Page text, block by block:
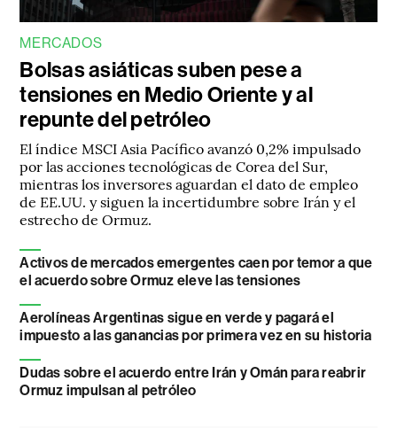
MERCADOS
Bolsas asiáticas suben pese a
tensiones en Medio Oriente y al
repunte del petróleo
El índice MSCI Asia Pacífico avanzó 0,2% impulsado
por las acciones tecnológicas de Corea del Sur,
mientras los inversores aguardan el dato de empleo
de EE.UU. y siguen la incertidumbre sobre Irán y el
estrecho de Ormuz.
Activos de mercados emergentes caen por temor a que
el acuerdo sobre Ormuz eleve las tensiones
Aerolíneas Argentinas sigue en verde y pagará el
impuesto a las ganancias por primera vez en su historia
Dudas sobre el acuerdo entre Irán y Omán para reabrir
Ormuz impulsan al petróleo